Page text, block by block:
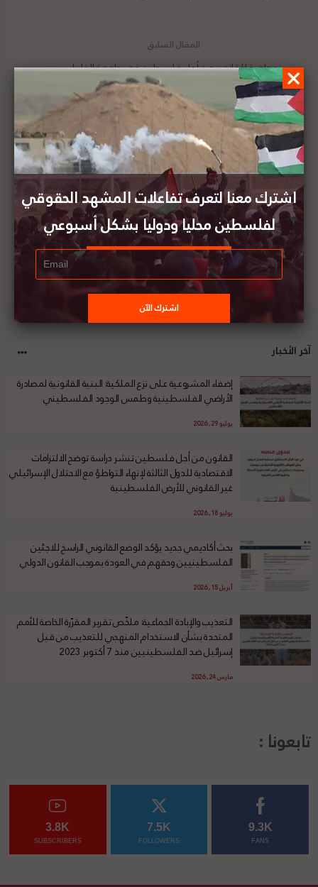
محاضرة للقانون من أجل فلسطين في جامعة الخليل
حول الهروب من السجن والقانون الدولي
بتنظيم من ريكو الدنماركية - كوبنهاغن: القانون من
أجل فلسطين تشارك في ندوة حول آفاق وتحديات بناء
سلام مستدام في فلسطين
آخر الأخبار
إضفاء المشروعية على نزع الملكية: البنية القانونية لمصادرة
الأراضي الفلسطينية وطمس الوجود الفلسطيني
يوليو 29, 2026
القانون من أجل فلسطين تنشر دراسة توضح الالتزامات
الاقتصادية للدول الثالثة لإنهاء التواطؤ مع الاحتلال الإسرائيلي
غير القانوني للأرض الفلسطينية
يوليو 18, 2026
بحث أكاديمي جديد يؤكد الوضع القانوني الراسخ للاجئين
الفلسطينيين وحقهم في العودة بموجب القانون الدولي
أبريل 15, 2026
التعذيب والإبادة الجماعية: ملخّص تقرير المقرّرة الخاصة للأمم
المتحدة بشأن الاستخدام المنهجي للتعذيب من قبل
إسرائيل ضد الفلسطينيين منذ 7 أكتوبر 2023
مارس 24, 2026
تابعونا :
9.3K
FANS
7.5K
FOLLOWERS
3.8K
SUBSCRIBERS
اشترك معنا لتعرف تفاعلات المشهد الحقوقي
لفلسطين محليا ودوليا بشكل أسبوعي